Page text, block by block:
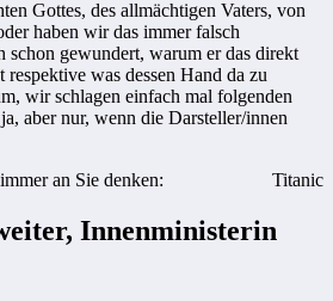
Gottes, des allmächtigen Vaters, von
haben wir das immer falsch
schon gewundert, warum er das direkt
respektive was dessen Hand da zu
wir schlagen einfach mal folgenden
aber nur, wenn die Darsteller/innen
an Sie denken:
Titanic
Innenministerin